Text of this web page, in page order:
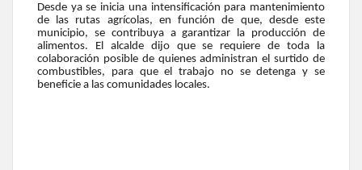
Desde ya se inicia una intensificación para mantenimiento
de las rutas agrícolas, en función de que, desde este
municipio, se contribuya a garantizar la producción de
alimentos. El alcalde dijo que se requiere de toda la
colaboración posible de quienes administran el surtido de
combustibles, para que el trabajo no se detenga y se
beneficie a las comunidades locales.